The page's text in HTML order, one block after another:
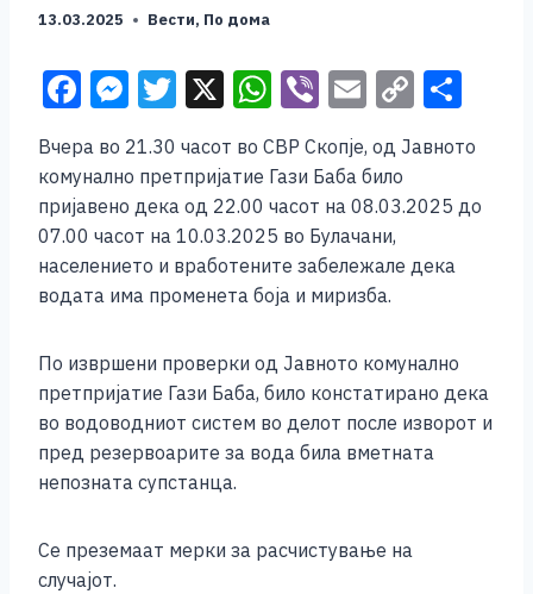
13.03.2025 Вести, По дома
F
c
e
b
o
o
k
M
e
ss
e
n
g
er
T
tt
er
X W
h
at
s
A
p
p
Vi
er
E
ai
l
C
p
y
n
ar
e
Вчера во 21.30 часот во СВР Скопје, од Јавното
комунално претпријатие Гази Баба било
пријавено дека од 22.00 часот на 08.03.2025 до
07.00 часот на 10.03.2025 во Булачани,
населението и вработените забележале дека
водата има променета боја и миризба.
По извршени проверки од Јавното комунално
претпријатие Гази Баба, било констатирано дека
во водоводниот систем во делот после изворот и
пред резервоарите за вода била вметната
непозната супстанца.
Се преземаат мерки за расчистување на
случајот.